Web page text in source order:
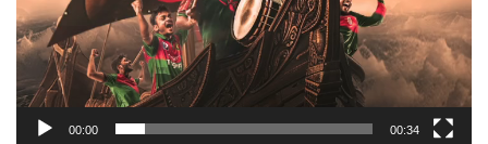
00:00 00:34